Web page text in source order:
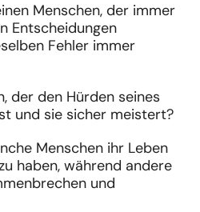
Menschen, der immer
Entscheidungen
Fehler immer
der den Hürden seines
und sie sicher meistert?
Menschen ihr Leben
haben, während andere
und